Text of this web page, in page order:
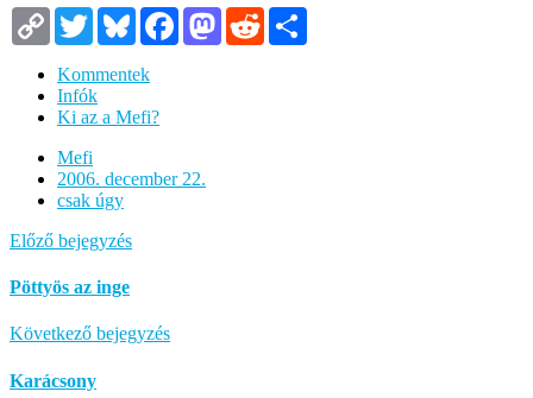
Copy
Link
TwitterBlueskyFacebookMastodon
Reddit
Kommentek
Infók
Ki az a Mefi?
Mefi
2006. december 22.
csak úgy
Előző bejegyzés
Pöttyös az inge
Következő bejegyzés
Karácsony